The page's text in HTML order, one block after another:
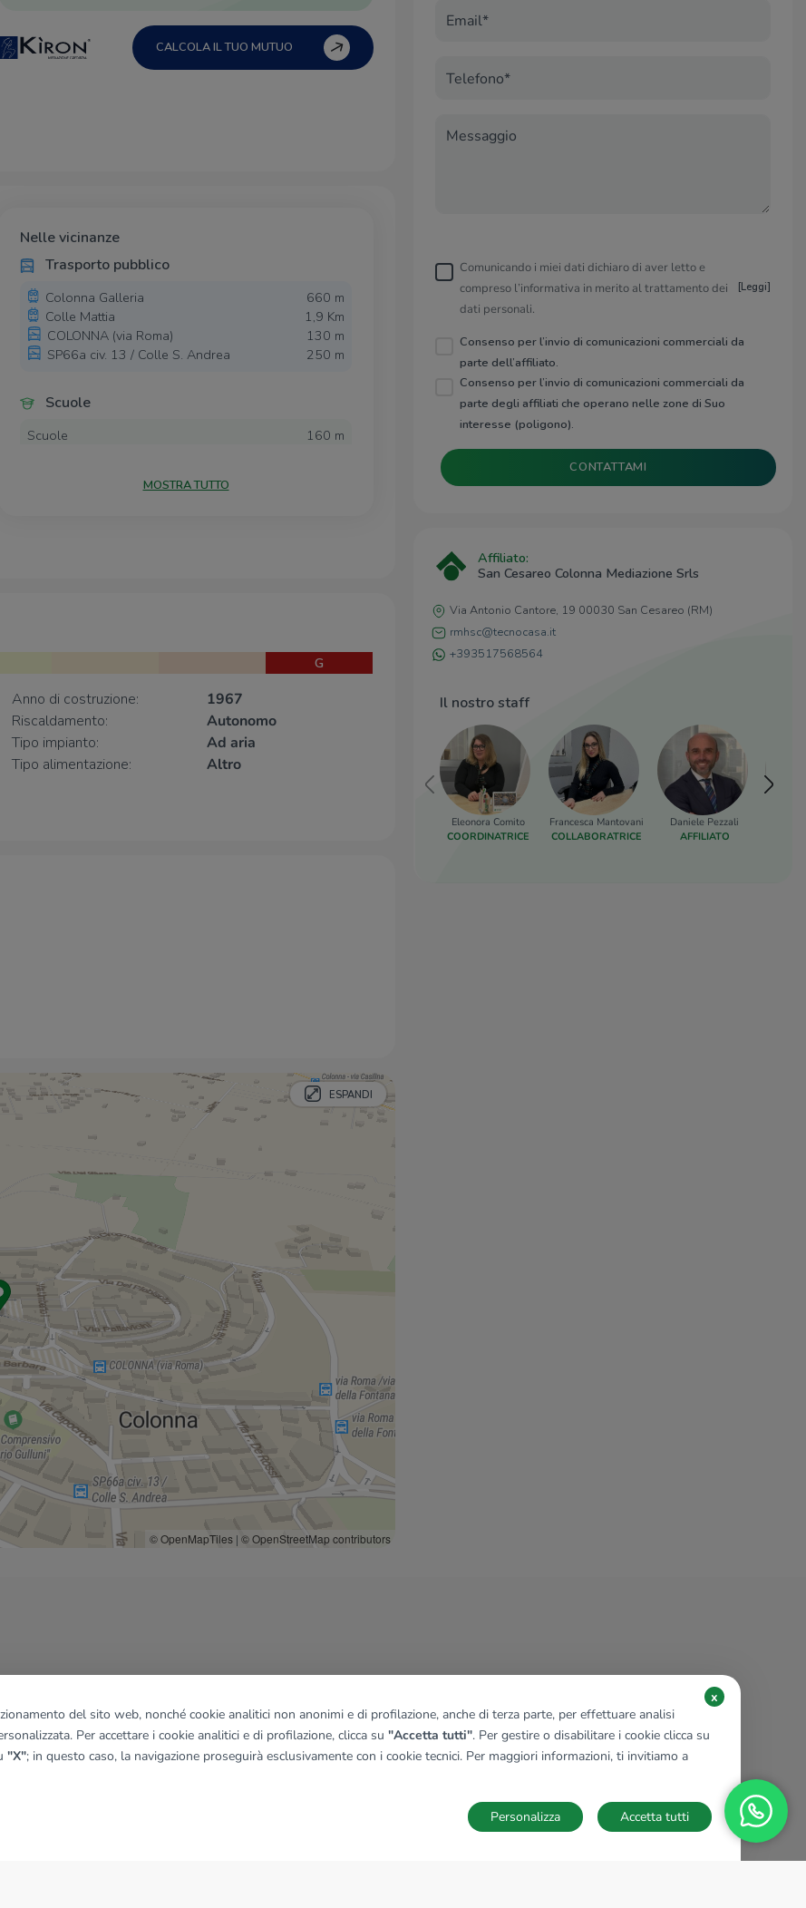
CALCOLA IL TUO MUTUO
Nelle vicinanze
Trasporto pubblico
Colonna Galleria
660 m
Colle Mattia
1,9 Km
COLONNA (via Roma)
130 m
SP66a civ. 13 / Colle S. Andrea
250 m
Scuole
Scuole
160 m
Bar Belvedere
Ristoranti
MOSTRA TUTTO
G
Anno di costruzione:
1967
Riscaldamento:
Autonomo
Tipo impianto:
Ad aria
Tipo alimentazione:
Altro
ESPANDI
© OpenMapTiles | © OpenStreetMap contributors
Email*
Telefono*
Messaggio
Comunicando i miei dati dichiaro di aver letto e
compreso l’informativa in merito al trattamento dei
dati personali.
[Leggi]
Consenso per l’invio di comunicazioni commerciali da
parte dell’affiliato.
Consenso per l’invio di comunicazioni commerciali da
parte degli affiliati che operano nelle zone di Suo
interesse (poligono).
CONTATTAMI
Affiliato:
San Cesareo Colonna Mediazione Srls
Via Antonio Cantore, 19 00030 San Cesareo (RM)
rmhsc@tecnocasa.it
+393517568564
Il nostro staff
Eleonora Comito
COORDINATRICE
Francesca Mantovani
COLLABORATRICE
Daniele Pezzali
AFFILIATO
del sito web, nonché cookie analitici non anonimi e di profilazione, anche di terza parte, per effettuare analisi
Per accettare i cookie analitici e di profilazione, clicca su "Accetta tutti". Per gestire o disabilitare i cookie clicca su
"X"; in questo caso, la navigazione proseguirà esclusivamente con i cookie tecnici. Per maggiori informazioni, ti invitiamo a
x
Accetta tutti
Personalizza